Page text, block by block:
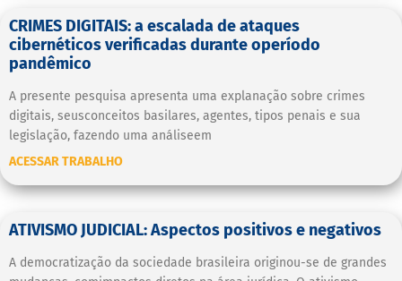
CRIMES DIGITAIS: a escalada de ataques
cibernéticos verificadas durante operíodo
pandêmico
A presente pesquisa apresenta uma explanação sobre crimes
digitais, seusconceitos basilares, agentes, tipos penais e sua
legislação, fazendo uma análiseem
ACESSAR TRABALHO
ATIVISMO JUDICIAL: Aspectos positivos e negativos
A democratização da sociedade brasileira originou-se de grandes